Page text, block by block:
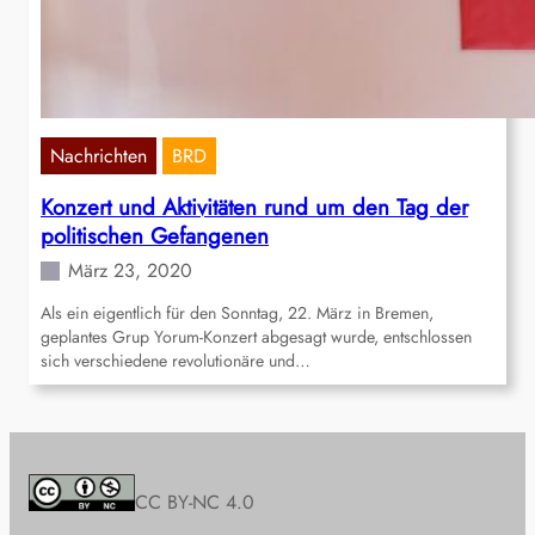
Nachrichten BRD
Konzert und Aktivitäten rund um den Tag der
politischen Gefangenen
März 23, 2020
Als ein eigentlich für den Sonntag, 22. März in Bremen,
geplantes Grup Yorum-Konzert abgesagt wurde, entschlossen
sich verschiedene revolutionäre und…
CC BY-NC 4.0